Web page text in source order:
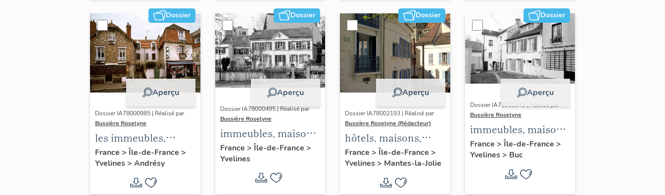
Dossier
Aperçu
Dossier IA78000985 | Réalisé par
Bussière Roselyne
les immeubles,
maisons et fermes
du canton d'Andrésy
France > Île-de-France >
Yvelines> Andrésy
Dossier
Aperçu
Dossier IA78000495 | Réalisé par
Bussière Roselyne
immeubles, maisons,
fermes
France > Île-de-France >
Yvelines
Dossier
Aperçu
Dossier IA78002193 | Réalisé par
Bussière Roselyne (Rédacteur)
hôtels, maisons,
immeubles
France > Île-de-France >
Yvelines> Mantes-la-Jolie
Dossier
Aperçu
Dossier IA78000345 | Réalisé par
Bussière Roselyne
immeubles, maisons,
fermes
France > Île-de-France >
Yvelines> Buc